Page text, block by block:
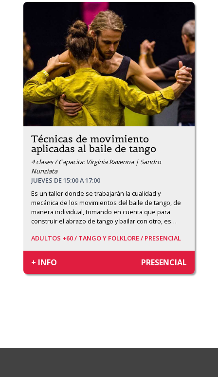
Técnicas de movimiento
aplicadas al baile de tango
4 clases / Capacita: Virginia Ravenna | Sandro
Nunziata
JUEVES DE 15:00 A 17:00
Es un taller donde se trabajarán la cualidad y
mecánica de los movimientos del baile de tango, de
manera individual, tomando en cuenta que para
construir el abrazo de tango y bailar con otro, es…
ADULTOS +60 / TANGO Y FOLKLORE / PRESENCIAL
+ INFO PRESENCIAL